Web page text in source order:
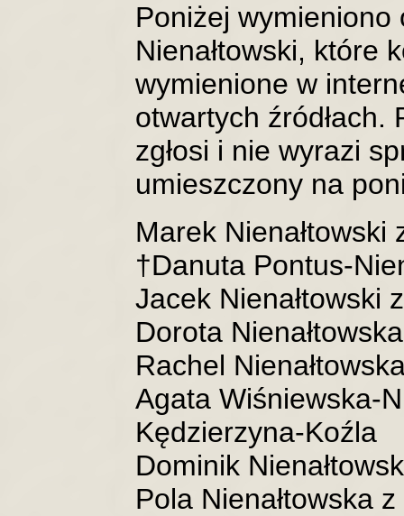
Poniżej wymieniono
Nienałtowski, które
wymienione w
otwartych źródłach.
zgłosi i nie wyrazi
umieszczony na
Marek Nienałtowski
†Danuta Pontus-
Jacek Nienałtowski
Dorota
Rachel
Agata Wiśniewska-
Kędzierzyna-Koźla
Dominik
Pola Nienałtowska